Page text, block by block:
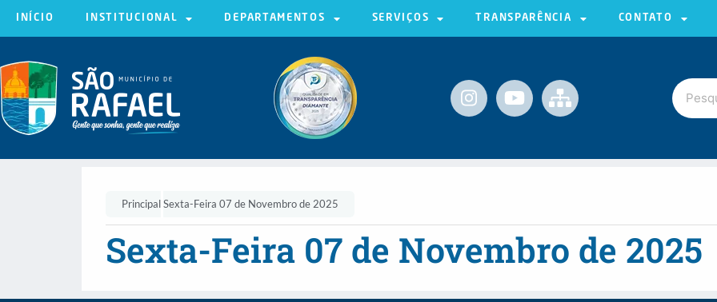
INÍCIO INSTITUCIONAL DEPARTAMENTOS SERVIÇOS TRANSPARÊNCIA CONTATO
PrincipalSexta-Feira 07 de Novembro de 2025
Sexta-Feira 07 de Novembro de 2025